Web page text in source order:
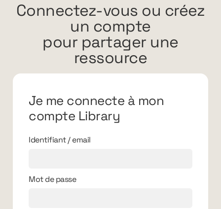
Connectez-vous ou créez
un compte
pour partager une
ressource
Je me connecte à mon
compte Library
Identifiant / email
Mot de passe